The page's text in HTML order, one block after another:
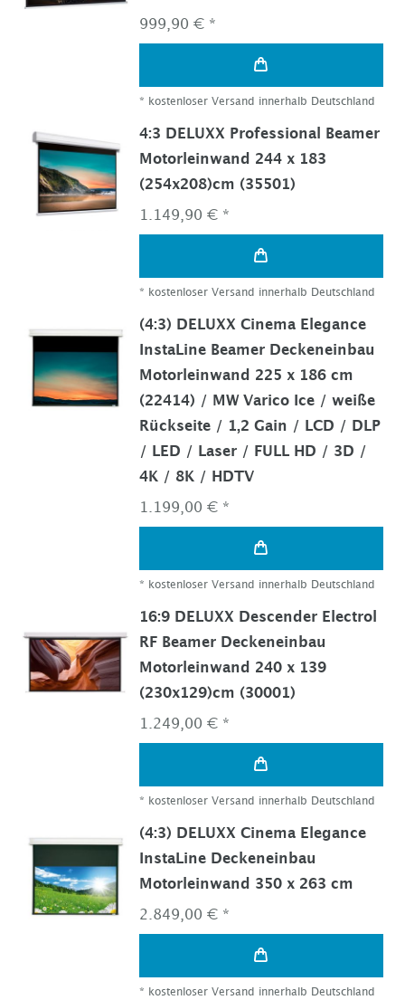
999,90 € *
* kostenloser Versand innerhalb Deutschland
4:3 DELUXX Professional Beamer
Motorleinwand 244 x 183
(254x208)cm (35501)
1.149,90 € *
* kostenloser Versand innerhalb Deutschland
(4:3) DELUXX Cinema Elegance
InstaLine Beamer Deckeneinbau
Motorleinwand 225 x 186 cm
(22414) / MW Varico Ice / weiße
Rückseite / 1,2 Gain / LCD / DLP
/ LED / Laser / FULL HD / 3D /
4K / 8K / HDTV
1.199,00 € *
* kostenloser Versand innerhalb Deutschland
16:9 DELUXX Descender Electrol
RF Beamer Deckeneinbau
Motorleinwand 240 x 139
(230x129)cm (30001)
1.249,00 € *
* kostenloser Versand innerhalb Deutschland
(4:3) DELUXX Cinema Elegance
InstaLine Deckeneinbau
Motorleinwand 350 x 263 cm
2.849,00 € *
* kostenloser Versand innerhalb Deutschland